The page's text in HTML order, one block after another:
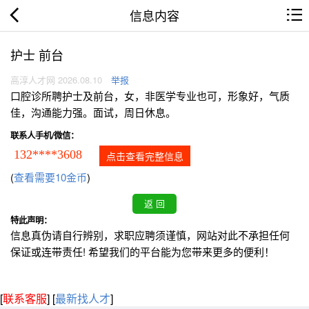
信息内容
护士 前台
高淳人才网 2026.08.10 举报
口腔诊所聘护士及前台，女，非医学专业也可，形象好，气质
佳，沟通能力强。面试，周日休息。
联系人手机/微信：
132****3608 点击查看完整信息
(查看需要10金币)
特此声明：
信息真伪请自行辨别，求职应聘须谨慎，网站对此不承担任何
保证或连带责任! 希望我们的平台能为您带来更多的便利！
[联系客服] [最新找人才]